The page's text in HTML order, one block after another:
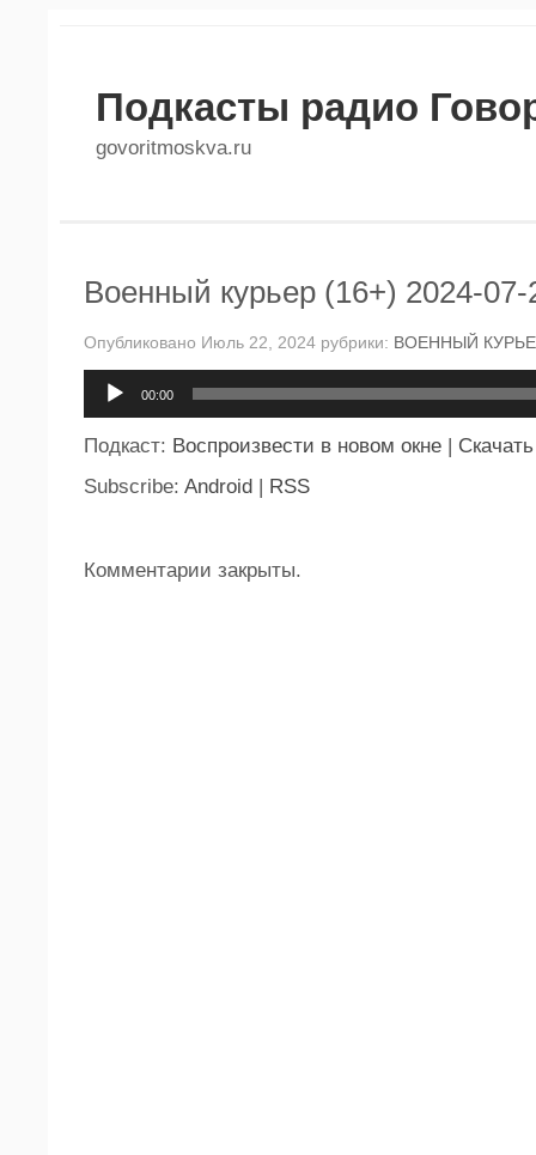
Подкасты радио
govoritmoskva.ru
Военный курьер (16+) 2024-07-
Опубликовано Июль 22, 2024 рубрики: ВОЕННЫЙ
00:00
Подкаст: Воспроизвести в новом окне | Скачать
Subscribe: Android | RSS
Комментарии закрыты.